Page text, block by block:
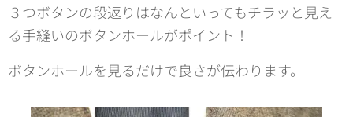
３つボタンの段返りはなんといってもチラッと見え
る手縫いのボタンホールがポイント！
ボタンホールを見るだけで良さが伝わります。